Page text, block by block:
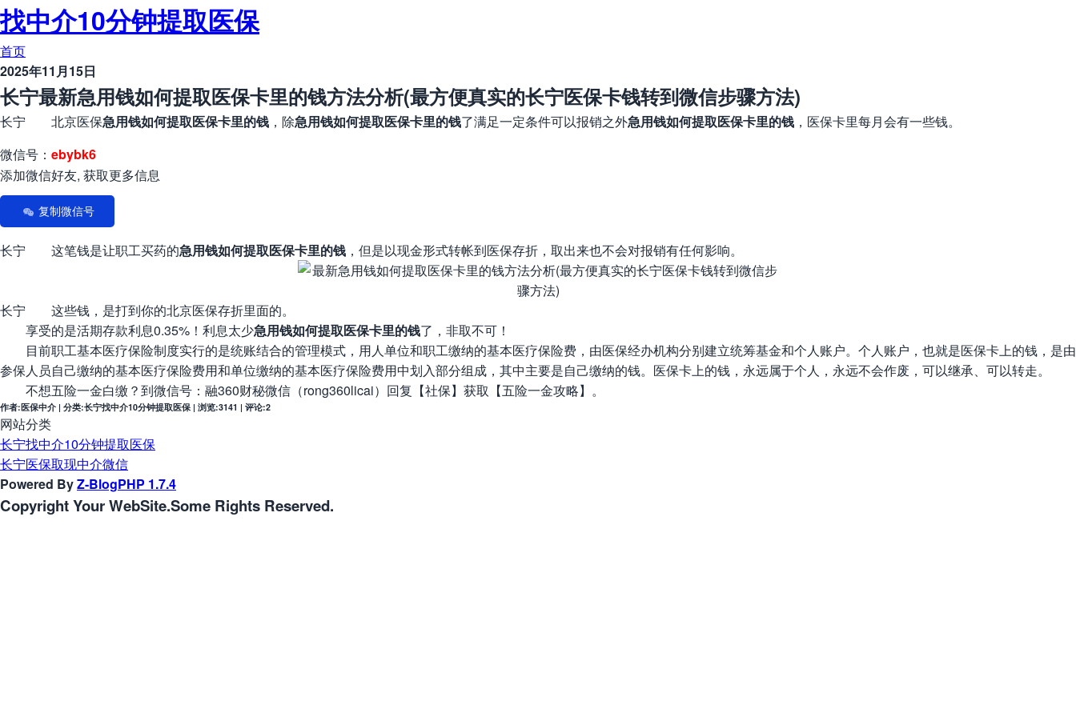
找中介10分钟提取医保
首页
2025年11月15日
长宁最新急用钱如何提取医保卡里的钱方法分析(最方便真实的长宁医保卡钱转到微信步骤方法)
长宁 北京医保急用钱如何提取医保卡里的钱 ，除急用钱如何提取医保卡里的钱了满足一定条件可以报销之外急用钱如何提取医保卡里的钱 ，医保卡里每月会有一些钱。
微信号： ebybk6
添加微信好友, 获取更多信息
复制微信号
长宁 这笔钱是让职工买药的急用钱如何提取医保卡里的钱 ，但是以现金形式转帐到医保存折，取出来也不会对报销有任何影响。
长宁 这些钱，是打到你的北京医保存折里面的。
享受的是活期存款利息0.35%！利息太少急用钱如何提取医保卡里的钱了，非取不可！
目前职工基本医疗保险制度实行的是统账结合的管理模式，用人单位和职工缴纳的基本医疗保险费，由医保经办机构分别建立统筹基金和个人账户。个人账户，也就是医保卡上的钱，是由
参保人员自己缴纳的基本医疗保险费用和单位缴纳的基本医疗保险费用中划入部分组成，其中主要是自己缴纳的钱。医保卡上的钱，永远属于个人，永远不会作废，可以继承、可以转走。
不想五险一金白缴？到微信号：融360财秘微信（rong360licai）回复【社保】获取【五险一金攻略】。
作者:医保中介 | 分类:长宁找中介10分钟提取医保 | 浏览:3141 | 评论:2
网站分类
长宁找中介10分钟提取医保
长宁医保取现中介微信
Powered ByZ-BlogPHP 1.7.4
Copyright Your WebSite.Some Rights Reserved.